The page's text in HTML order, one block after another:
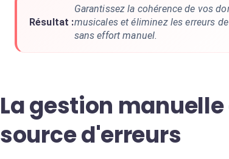
Résultat :
Garantissez la cohérence de vos
musicales et éliminez les erreurs
sans effort manuel.
La gestion
source d'erreurs